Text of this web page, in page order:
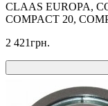
CLAAS EUROPA,
COMPACT 20,
2 421грн.